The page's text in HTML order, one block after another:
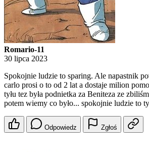
Romario-11
30 lipca 2023
Spokojnie ludzie to sparing. Ale napastnik
carlo prosi o to od 2 lat a dostaje milion
tyłu tez była podnietka za Beniteza ze
potem wiemy co było... spokojnie ludzie to
Odpowiedz Zgłoś